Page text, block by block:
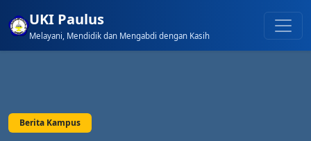
UKI Paulus
Melayani, Mendidik dan Mengabdi dengan Kasih
Berita Kampus